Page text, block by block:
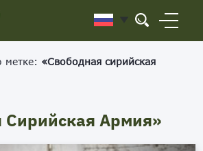
метке: «Свободная сирийская
Сирийская Армия»